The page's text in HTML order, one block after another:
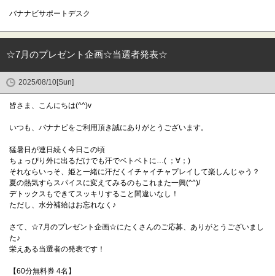
バナナビサポートデスク
☆7月のプレゼント企画☆当選者発表☆
2025/08/10[Sun]
皆さま、こんにちは(^^)v
いつも、バナナビをご利用頂き誠にありがとうございます。
猛暑日が連日続く今日この頃
ちょっぴり外に出るだけでも汗でベトベトに…( ；∀；)
それならいっそ、姫と一緒に汗だくイチャイチャプレイして楽しんじゃう？
夏の熱気すらスパイスに変えてみるのもこれまた一興(^^)/
デトックスもできてスッキリすること間違いなし！
ただし、水分補給はお忘れなく♪
さて、☆7月のプレゼント企画☆にたくさんのご応募、ありがとうございまし
た♪
栄えある当選者の発表です！
【60分無料券 4名】